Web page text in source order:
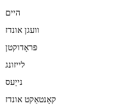
היים
וועגן אונדז
פּראָדוקטן
לייזונג
נייַעס
קאָנטאַקט אונדז